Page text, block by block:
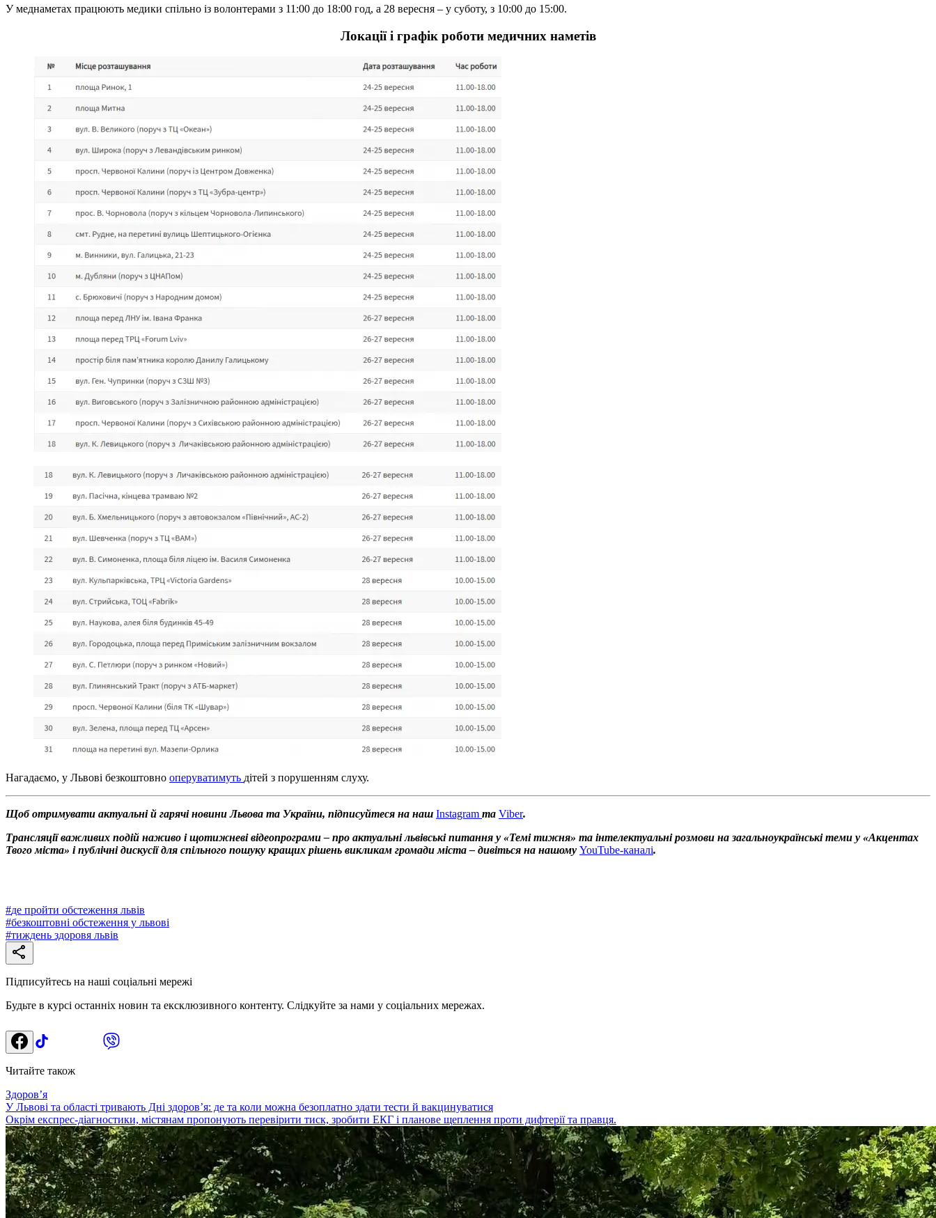
У меднаметах працюють медики спільно із волонтерами з 11:00 до 18:00 год, а 28 вересня – у суботу, з 10:00 до 15:00.
Локації і графік роботи медичних наметів
Нагадаємо, у Львові безкоштовно оперуватимуть дітей з порушенням слуху.
Щоб отримувати актуальні й гарячі новини Львова та України, підписуйтеся на наш Instagram та Viber.
Трансляції важливих подій наживо і щотижневі відеопрограми – про актуальні львівські питання у «Темі тижня» та інтелектуальні розмови на загальноукраїнські теми у «Акцентах
Твого міста» і публічні дискусії для спільного пошуку кращих рішень викликам громади міста – дивіться на нашому YouTube-каналі.
#де пройти обстеження львів
#безкоштовні обстеження у львові
#тиждень здоровя львів
Підписуйтесь на наші соціальні мережі
Будьте в курсі останніх новин та ексклюзивного контенту. Слідкуйте за нами у соціальних мережах.
Читайте також
Здоровʼя
У Львові та області тривають Дні здоров’я: де та коли можна безоплатно здати тести й вакцинуватися
Окрім експрес-діагностики, містянам пропонують перевірити тиск, зробити ЕКГ і планове щеплення проти дифтерії та правця.